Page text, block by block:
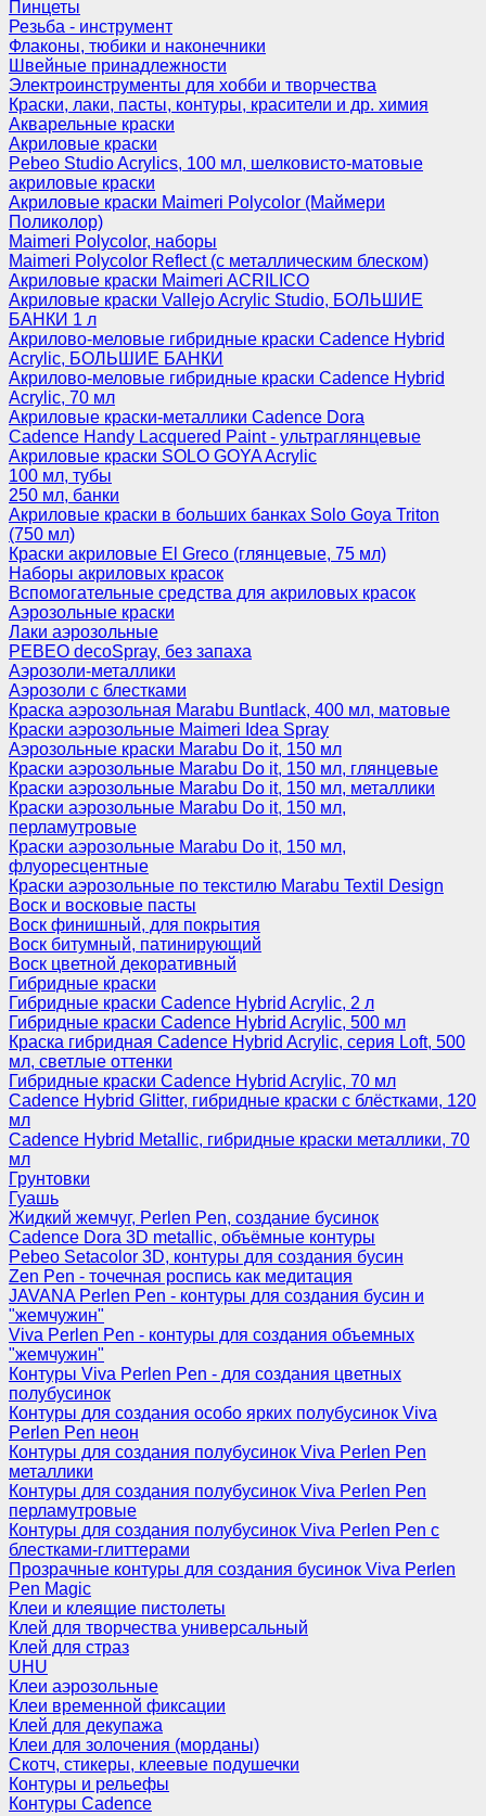
Пинцеты
Резьба - инструмент
Флаконы, тюбики и наконечники
Швейные принадлежности
Электроинструменты для хобби и творчества
Краски, лаки, пасты, контуры, красители и др. химия
Акварельные краски
Акриловые краски
Pebeo Studio Acrylics, 100 мл, шелковисто-матовые
акриловые краски
Акриловые краски Maimeri Polycolor (Маймери
Поликолор)
Maimeri Polycolor, наборы
Maimeri Polycolor Reflect (с металлическим блеском)
Акриловые краски Maimeri ACRILICO
Акриловые краски Vallejo Acrylic Studio, БОЛЬШИЕ
БАНКИ 1 л
Акрилово-меловые гибридные краски Cadence Hybrid
Acrylic, БОЛЬШИЕ БАНКИ
Акрилово-меловые гибридные краски Cadence Hybrid
Acrylic, 70 мл
Акриловые краски-металлики Cadence Dora
Cadence Handy Lacquered Paint - ультраглянцевые
Акриловые краски SOLO GOYA Acrylic
100 мл, тубы
250 мл, банки
Акриловые краски в больших банках Solo Goya Triton
(750 мл)
Краски акриловые El Greco (глянцевые, 75 мл)
Наборы акриловых красок
Вспомогательные средства для акриловых красок
Аэрозольные краски
Лаки аэрозольные
PEBEO decoSpray, без запаха
Аэрозоли-металлики
Аэрозоли с блестками
Краска аэрозольная Marabu Buntlack, 400 мл, матовые
Краски аэрозольные Maimeri Idea Spray
Аэрозольные краски Marabu Do it, 150 мл
Краски аэрозольные Marabu Do it, 150 мл, глянцевые
Краски аэрозольные Marabu Do it, 150 мл, металлики
Краски аэрозольные Marabu Do it, 150 мл,
перламутровые
Краски аэрозольные Marabu Do it, 150 мл,
флуоресцентные
Краски аэрозольные по текстилю Marabu Textil Design
Воск и восковые пасты
Воск финишный, для покрытия
Воск битумный, патинирующий
Воск цветной декоративный
Гибридные краски
Гибридные краски Cadence Hybrid Acrylic, 2 л
Гибридные краски Cadence Hybrid Acrylic, 500 мл
Краска гибридная Cadence Hybrid Acrylic, серия Loft, 500
мл, светлые оттенки
Гибридные краски Cadence Hybrid Acrylic, 70 мл
Cadence Hybrid Glitter, гибридные краски с блёстками, 120
мл
Cadence Hybrid Metallic, гибридные краски металлики, 70
мл
Грунтовки
Гуашь
Жидкий жемчуг, Perlen Pen, создание бусинок
Cadence Dora 3D metallic, объёмные контуры
Pebeo Setacolor 3D, контуры для создания бусин
Zen Pen - точечная роспись как медитация
JAVANA Perlen Pen - контуры для создания бусин и
"жемчужин"
Viva Perlen Pen - контуры для создания объемных
"жемчужин"
Контуры Viva Perlen Pen - для создания цветных
полубусинок
Контуры для создания особо ярких полубусинок Viva
Perlen Pen неон
Контуры для создания полубусинок Viva Perlen Pen
металлики
Контуры для создания полубусинок Viva Perlen Pen
перламутровые
Контуры для создания полубусинок Viva Perlen Pen с
блестками-глиттерами
Прозрачные контуры для создания бусинок Viva Perlen
Pen Magic
Клеи и клеящие пистолеты
Клей для творчества универсальный
Клей для страз
UHU
Клеи аэрозольные
Клеи временной фиксации
Клей для декупажа
Клеи для золочения (морданы)
Скотч, стикеры, клеевые подушечки
Контуры и рельефы
Контуры Cadence